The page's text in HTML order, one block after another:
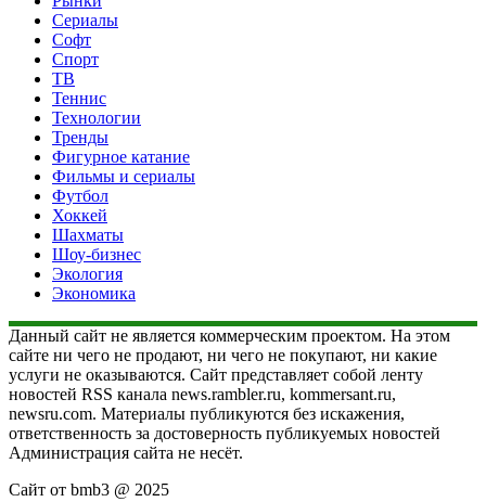
Сериалы
Софт
Спорт
ТВ
Теннис
Технологии
Тренды
Фигурное катание
Фильмы и сериалы
Футбол
Хоккей
Шахматы
Шоу-бизнес
Экология
Экономика
Данный сайт не является коммерческим проектом. На этом
сайте ни чего не продают, ни чего не покупают, ни какие
услуги не оказываются. Сайт представляет собой ленту
новостей RSS канала news.rambler.ru, kommersant.ru,
newsru.com. Материалы публикуются без искажения,
ответственность за достоверность публикуемых новостей
Администрация сайта не несёт.
Сайт от bmb3 @ 2025